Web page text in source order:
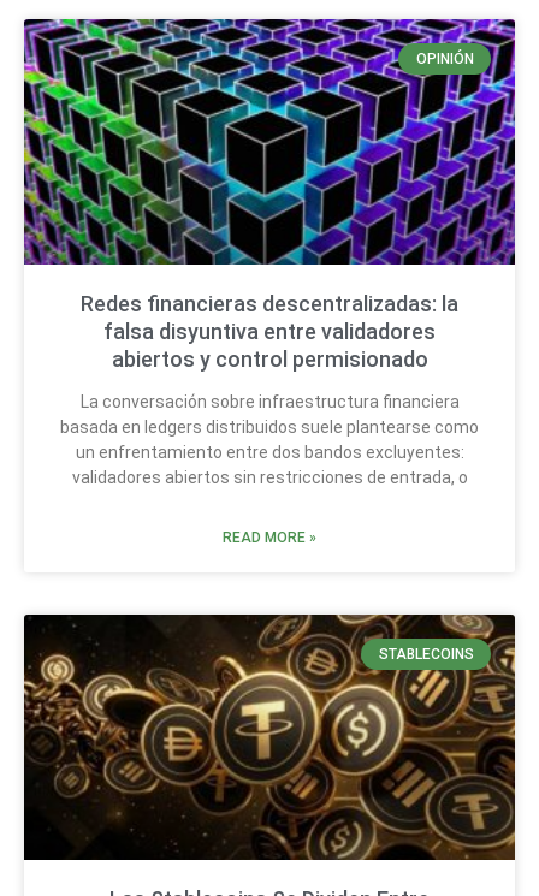
OPINIÓN
Redes financieras descentralizadas: la
falsa disyuntiva entre validadores
abiertos y control permisionado
La conversación sobre infraestructura financiera
basada en ledgers distribuidos suele plantearse como
un enfrentamiento entre dos bandos excluyentes:
validadores abiertos sin restricciones de entrada, o
READ MORE »
STABLECOINS